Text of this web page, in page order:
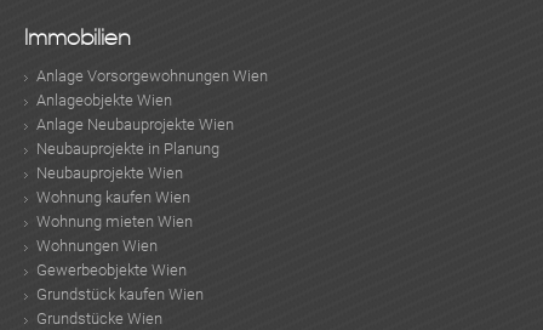
Immobilien
Anlage Vorsorgewohnungen Wien
Anlageobjekte Wien
Anlage Neubauprojekte Wien
Neubauprojekte in Planung
Neubauprojekte Wien
Wohnung kaufen Wien
Wohnung mieten Wien
Wohnungen Wien
Gewerbeobjekte Wien
Grundstück kaufen Wien
Grundstücke Wien